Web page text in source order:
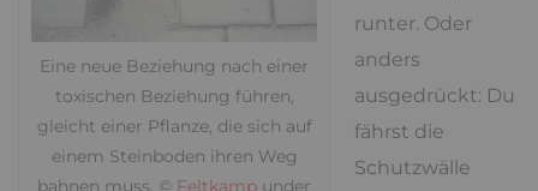
Eine neue Beziehung nach einer
toxischen Beziehung führen,
gleicht einer Pflanze, die sich auf
einem Steinboden ihren Weg
bahnen muss. © Feltkamp under
runter. Oder
anders
ausgedrückt: Du
fährst die
Schutzwälle